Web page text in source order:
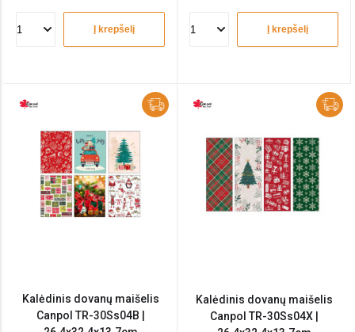
Į krepšelį Į krepšelį
Kalėdinis dovanų maišelis
Canpol TR-30Ss04B |
Kalėdinis dovanų maišelis
Canpol TR-30Ss04X |